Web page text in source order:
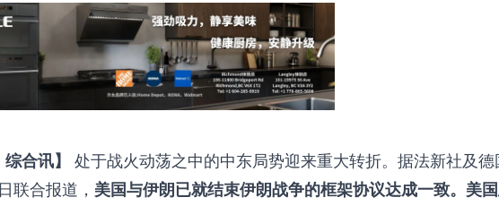
合讯】
处于战火动荡之中的中东局势迎来重大转折。据法新社及
联合报道， 美国与伊朗已就结束伊朗战争的框架协议达成一致。美